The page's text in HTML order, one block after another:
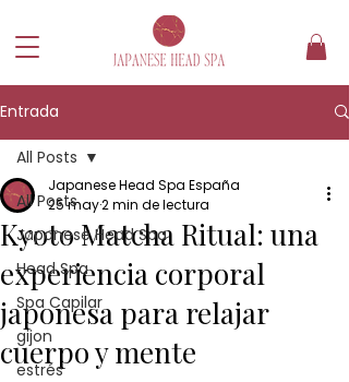
Entrada
All Posts
Japanese Head Spa
Head Spa
Spa Capilar
gijon
estrés
All Posts
Kyoto Matcha Ritual: una
experiencia corporal
japonesa para relajar
cuerpo y mente
Japanese Head Spa España
25 may2 min de lectura